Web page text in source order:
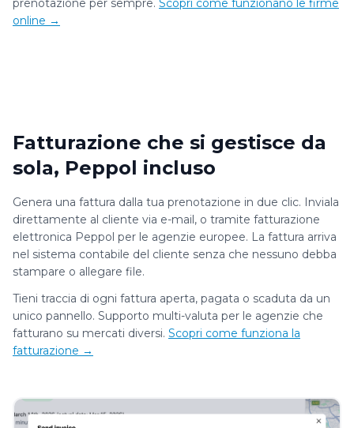
prenotazione per sempre. Scopri come funzionano le firme
online →
Fatturazione che si gestisce da
sola, Peppol incluso
Genera una fattura dalla tua prenotazione in due clic. Inviala
direttamente al cliente via e-mail, o tramite fatturazione
elettronica Peppol per le agenzie europee. La fattura arriva
nel sistema contabile del cliente senza che nessuno debba
stampare o allegare file.
Tieni traccia di ogni fattura aperta, pagata o scaduta da un
unico pannello. Supporto multi-valuta per le agenzie che
fatturano su mercati diversi. Scopri come funziona la
fatturazione →